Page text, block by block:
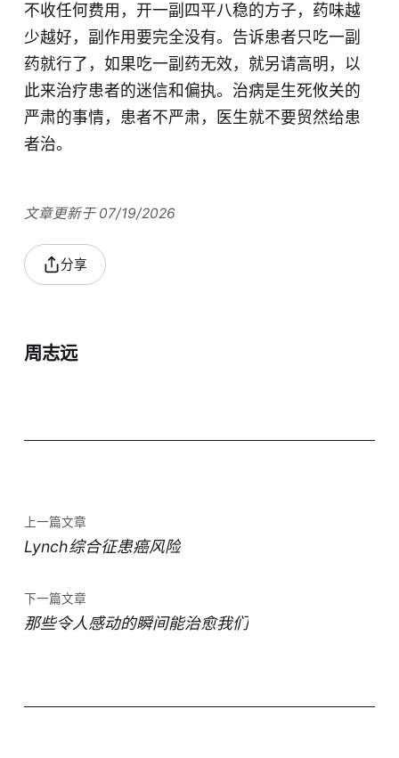
不收任何费用，开一副四平八稳的方子，药味越
少越好，副作用要完全没有。告诉患者只吃一副
药就行了，如果吃一副药无效，就另请高明，以
此来治疗患者的迷信和偏执。治病是生死攸关的
严肃的事情，患者不严肃，医生就不要贸然给患
者治。
文章更新于 07/19/2026
分享
周志远
上一篇文章
Lynch综合征患癌风险
下一篇文章
那些令人感动的瞬间能治愈我们